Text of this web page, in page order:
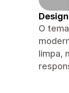
O
limpa,